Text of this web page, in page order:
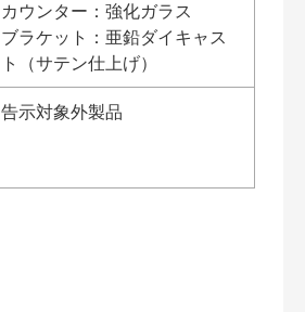
カウンター：強化ガラス
ブラケット：亜鉛ダイキャス
ト（サテン仕上げ）
告示対象外製品